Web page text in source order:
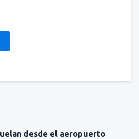
desde el aeropuerto